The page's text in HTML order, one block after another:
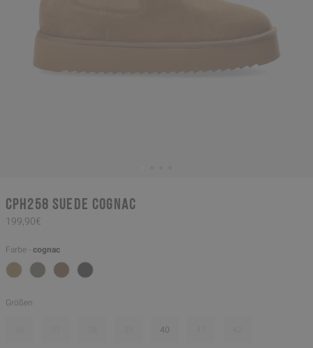
CPH258 suede cognac
199,90€
Farbe - cognac
Größen
40